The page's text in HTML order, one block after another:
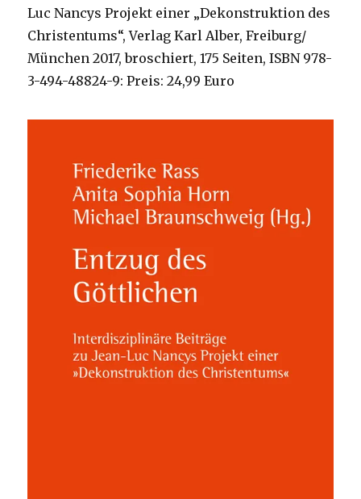
Luc Nancys Projekt einer „Dekonstruktion des
Christentums“, Verlag Karl Alber, Freiburg/
München 2017, broschiert, 175 Seiten, ISBN 978-
3-494-48824-9: Preis: 24,99 Euro